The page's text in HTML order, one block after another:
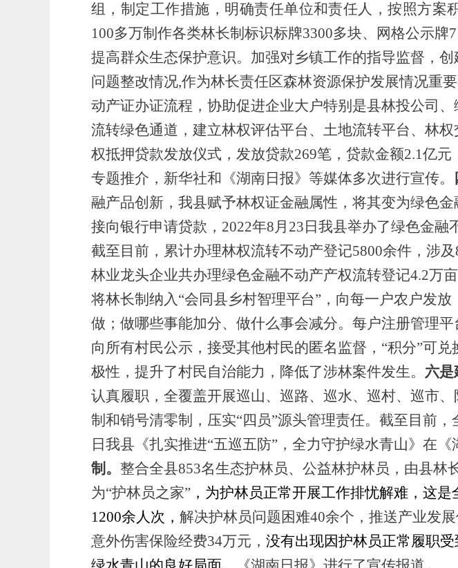
组，制定工作措施，明确责任单位和责任人，按照方案
100多万制作各类林长制标识标牌3300多块、网格公示牌
提高群众生态保护意识。加强对乡镇工作的指导监督， 创
问题整改情况,作为林长责任区森林资源保护发展情况重要
动产证办证流程， 协助促进企业大户特别是县林投公司
流转绿色通道，建立林权评估平台、土地流转平台、林
权抵押贷款发放仪式，发放贷款269笔，贷款金额2.1亿
专题推介，新华社和《湖南日报》等媒体多次进行宣传。
融产品创新，我县赋予林权证金融属性，将其变为绿色
接向银行申请贷款， 2022年8月23日我县举办了绿色金融
截至目前，累计办理林权流转不动产登记5800余件，涉
林业龙头企业共办理绿色金融不动产产权流转登记4.2万
将林长制纳入“会同县乡村智理平台”，向每一户农户发
做；做哪些事能加分、做什么事会减分。每户注册管理
向所有村民公示，接受其他村民的匿名监督，“积分”可兑
极性，提升了村民自治能力，降低了涉林案件发生。 六是
认真履职，全覆盖开展巡山、巡路、巡水、巡村、巡市、
制和销号清零制，压实“四 员”源头管理责任。 截至目前，
日 我县 《扎实推进“五巡五防”，全力守护绿水青山》在《
制 。 整合全县853名生态护林员、公益林护林员，由县林
为“护林员之家” ，为护林员正常开展工作排忧解难 ，这
1200余人次， 解决护林员问题困难40余个，推送产业发
意外伤害保险经费34万元， 没有出现因护林员正常履职